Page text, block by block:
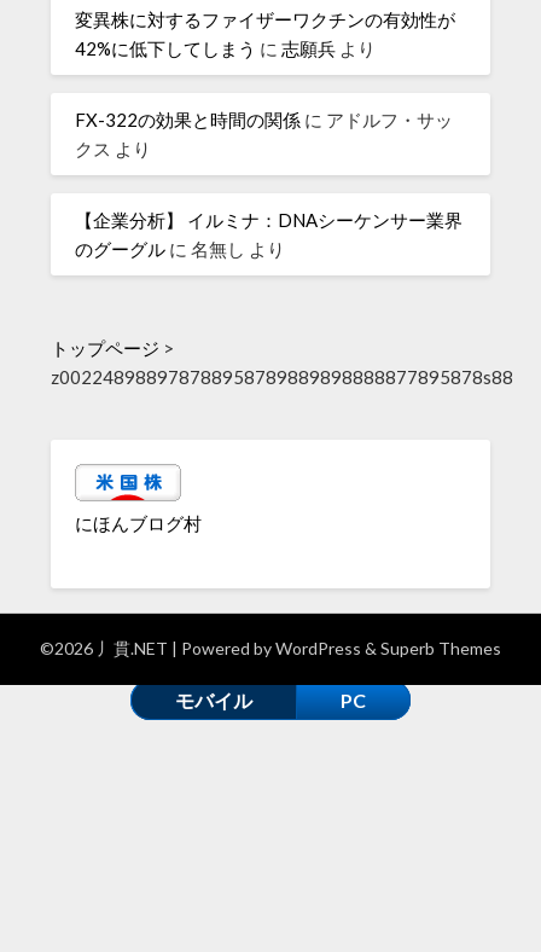
変異株に対するファイザーワクチンの有効性が
42%に低下してしまう に志願兵 より
FX-322の効果と時間の関係 に アドルフ・サッ
クス より
【企業分析】 イルミナ：DNAシーケンサー業界
のグーグル に名無し より
トップページ >
z002248988978788958789889898888877895878s88
にほんブログ村
©2026 丿貫.NET | Powered byWordPress & Superb Themes
モバイル PC